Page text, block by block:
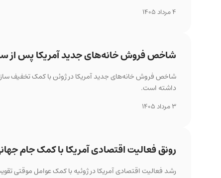
4 مرداد 1405
شاخص فروش خانه‌های جدید آمریکا پس از
شاخص فروش خانه‌های جدید آمریکا در ژوئن با کمک تخفیف
داشته است.
3 مرداد 1405
رونق فعالیت اقتصادی آمریکا با کمک جام
رشد فعالیت اقتصادی آمریکا در ژوئیه با کمک عوامل موقتی